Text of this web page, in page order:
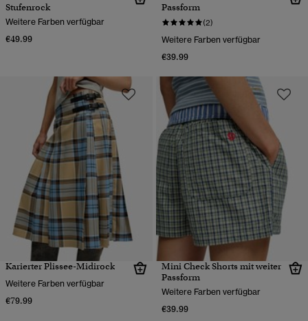
Stufenrock
Weitere Farben verfügbar
€49.99
Passform
(2)
Weitere Farben verfügbar
€39.99
Karierter Plissee-Midirock
Weitere Farben verfügbar
€79.99
Mini Check Shorts mit weiter
Passform
Weitere Farben verfügbar
€39.99